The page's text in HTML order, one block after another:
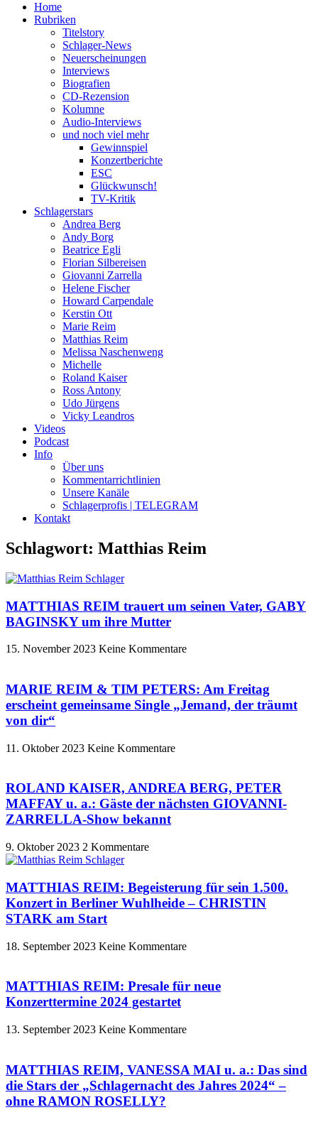
Home
Rubriken
Titelstory
Schlager-News
Neuerscheinungen
Interviews
Biografien
CD-Rezension
Kolumne
Audio-Interviews
und noch viel mehr
Gewinnspiel
Konzertberichte
ESC
Glückwunsch!
TV-Kritik
Schlagerstars
Andrea Berg
Andy Borg
Beatrice Egli
Florian Silbereisen
Giovanni Zarrella
Helene Fischer
Howard Carpendale
Kerstin Ott
Marie Reim
Matthias Reim
Melissa Naschenweng
Michelle
Roland Kaiser
Ross Antony
Udo Jürgens
Vicky Leandros
Videos
Podcast
Info
Über uns
Kommentarrichtlinien
Unsere Kanäle
Schlagerprofis | TELEGRAM
Kontakt
Schlagwort: Matthias Reim
MATTHIAS REIM trauert um seinen Vater, GABY
BAGINSKY um ihre Mutter
15. November 2023 Keine Kommentare
MARIE REIM & TIM PETERS: Am Freitag
erscheint gemeinsame Single „Jemand, der träumt
von dir“
11. Oktober 2023 Keine Kommentare
ROLAND KAISER, ANDREA BERG, PETER
MAFFAY u. a.: Gäste der nächsten GIOVANNI-
ZARRELLA-Show bekannt
9. Oktober 2023 2 Kommentare
MATTHIAS REIM: Begeisterung für sein 1.500.
Konzert in Berliner Wuhlheide – CHRISTIN
STARK am Start
18. September 2023 Keine Kommentare
MATTHIAS REIM: Presale für neue
Konzerttermine 2024 gestartet
13. September 2023 Keine Kommentare
MATTHIAS REIM, VANESSA MAI u. a.: Das sind
die Stars der „Schlagernacht des Jahres 2024“ –
ohne RAMON ROSELLY?